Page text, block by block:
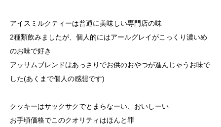
アイスミルクティーは普通に美味しい専門店の味
2種類飲みましたが、個人的にはアールグレイがこっくり濃いめ
のお味で好き
アッサムブレンドはあっさりでお供のおやつが進んじゃうお味で
した(あくまで個人の感想です)
クッキーはサックサクでとまらなーい、おいしーい
お手頃価格でこのクオリティはほんと罪